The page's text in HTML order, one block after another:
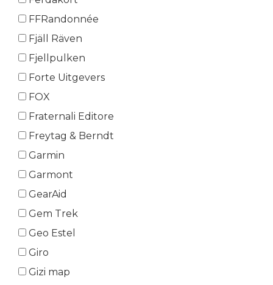
FFRandonnée
Fjäll Räven
Fjellpulken
Forte Uitgevers
FOX
Fraternali Editore
Freytag & Berndt
Garmin
Garmont
GearAid
Gem Trek
Geo Estel
Giro
Gizi map